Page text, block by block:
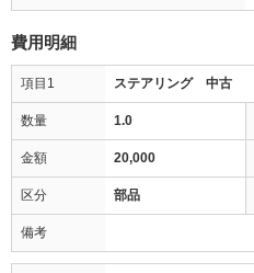
費用明細
項目1 ステアリング 中古
数量 1.0
金額 20,000
区分 部品
備考